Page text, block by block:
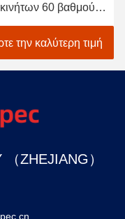
60 βαθμού
το μετρητή 1
GU
την καλύτερη τιμή
ZHEJIANG）